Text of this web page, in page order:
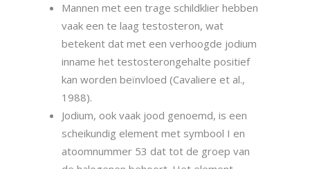
Mannen met een trage schildklier hebben
vaak een te laag testosteron, wat
betekent dat met een verhoogde jodium
inname het testosterongehalte positief
kan worden beïnvloed (Cavaliere et al.,
1988).
Jodium, ook vaak jood genoemd, is een
scheikundig element met symbool I en
atoomnummer 53 dat tot de groep van